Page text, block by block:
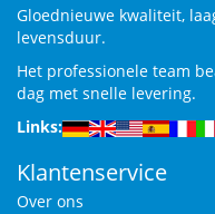
Gloednieuwe kwaliteit,
levensduur.
Het professionele team
dag met snelle levering.
Links:
Klantenservice
Over ons